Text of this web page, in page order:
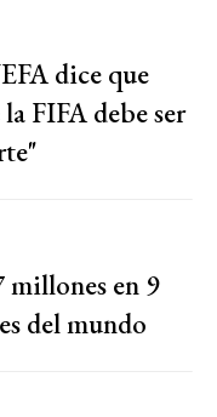
dice que
FIFA debe ser
millones en 9
del mundo